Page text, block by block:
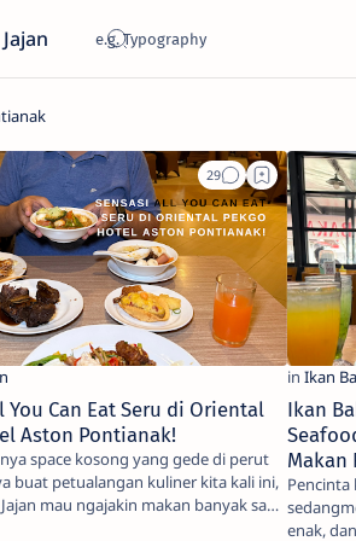
You Can Eat Seru di Oriental
Aston Pontianak!
space kosong yang gede di perut
buat petualangan kuliner kita kali ini,
mau ngajakin makan banyak sa…
Ikan
Makan
Pencinta
enak,